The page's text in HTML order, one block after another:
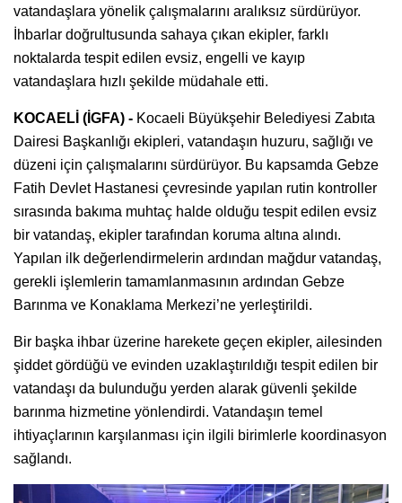
vatandaşlara yönelik çalışmalarını aralıksız sürdürüyor.
İhbarlar doğrultusunda sahaya çıkan ekipler, farklı
noktalarda tespit edilen evsiz, engelli ve kayıp
vatandaşlara hızlı şekilde müdahale etti.
KOCAELİ (İGFA) - Kocaeli Büyükşehir Belediyesi Zabıta
Dairesi Başkanlığı ekipleri, vatandaşın huzuru, sağlığı ve
düzeni için çalışmalarını sürdürüyor. Bu kapsamda Gebze
Fatih Devlet Hastanesi çevresinde yapılan rutin kontroller
sırasında bakıma muhtaç halde olduğu tespit edilen evsiz
bir vatandaş, ekipler tarafından koruma altına alındı.
Yapılan ilk değerlendirmelerin ardından mağdur vatandaş,
gerekli işlemlerin tamamlanmasının ardından Gebze
Barınma ve Konaklama Merkezi’ne yerleştirildi.
Bir başka ihbar üzerine harekete geçen ekipler, ailesinden
şiddet gördüğü ve evinden uzaklaştırıldığı tespit edilen bir
vatandaşı da bulunduğu yerden alarak güvenli şekilde
barınma hizmetine yönlendirdi. Vatandaşın temel
ihtiyaçlarının karşılanması için ilgili birimlerle koordinasyon
sağlandı.